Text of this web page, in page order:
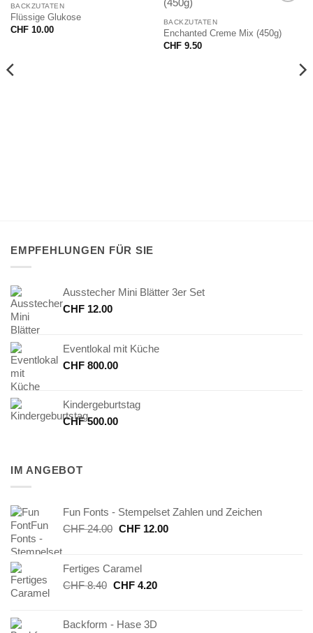
NICHT VORRÄTIG
BACKZUTATEN
Flüssige Glukose
CHF10.00
BACKZUTATEN
Enchanted Creme Mix (450g)
CHF9.50
EMPFEHLUNGEN FÜR SIE
Ausstecher Mini Blätter 3er Set
CHF 12.00
Eventlokal mit Küche
CHF 800.00
Kindergeburtstag
CHF500.00
IM ANGEBOT
Fun Fonts - Stempelset Zahlen und Zeichen
CHF24.00 Ursprünglicher
CHF 24.00
CHF12.00Aktueller
Fertiges Caramel
CHF8.40 Ursprünglicher
CHF 8.40
CHF4.20Aktueller
CHF 4.20.
Backform - Hase 3D